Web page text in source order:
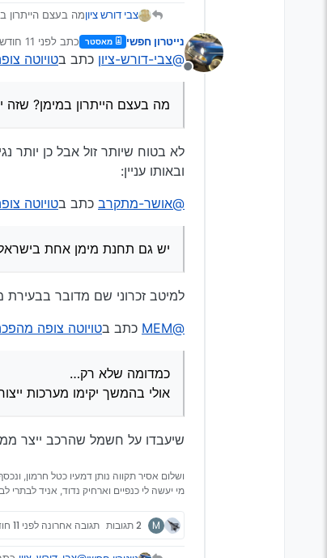
צבי דורש ציוןמה בעצם הייתרון
מנותק
נייטרון חפשי מאסטר כתב לפני 11 חודשים
נערך לאחרונה
@צבי-דורש-ציון כתב בטויוטה
מה בעצם הייתרון במימן? שזה
לא בטוח שיותר זול אבל כן יותר
ובאותו עניין:
@אושר-מתקרב כתב בטויוטה
יש גם תחנת מימן אחת
למיטב זכרוני שם מדובר בבעירת
@MEM
כתב בטויוטה צופה
כמדומה שלא רק…
אולי בהמשך יקימו מערכות
שיעבדו על חשמל שהרכב ייצר
ושלום אסיר תקווה נותן דמעיו כטל חרמון,
מי יעשה לי כנפיים וארחיק נדוד, אניד לבתרי
M 2 תגובות תגובה אחרונה לפני 11 חודשים